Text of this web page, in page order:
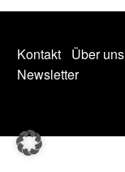
Kontakt Über uns
Newsletter